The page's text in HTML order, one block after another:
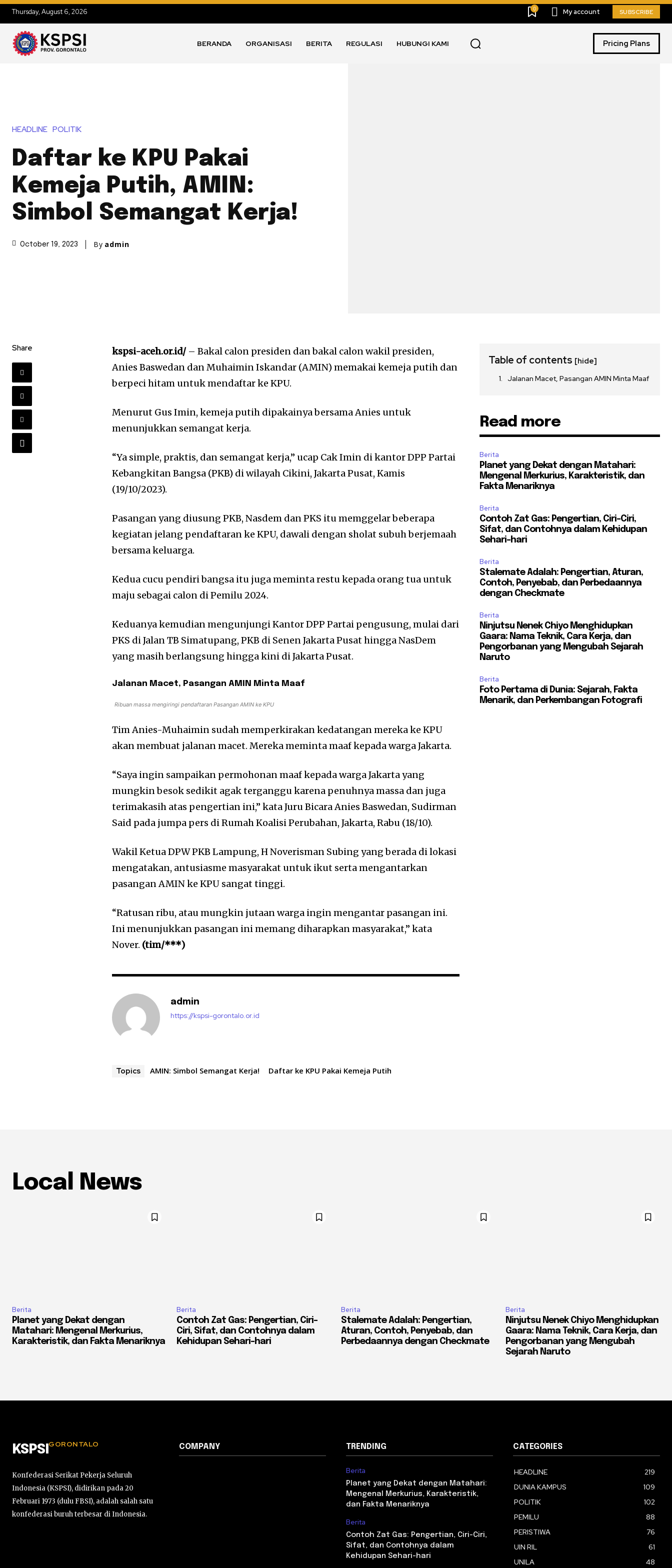
Thursday, August 6, 2026 0 My account SUBSCRIBE
BERANDA ORGANISASI BERITA REGULASI HUBUNGI KAMI Pricing Plans
HEADLINE POLITIK
Daftar ke KPU Pakai
Kemeja Putih, AMIN:
Simbol Semangat Kerja!
October 19, 2023 By admin
Share kspsi-aceh.or.id/– Bakal calon presiden dan bakal calon wakil presiden,
Anies Baswedan dan Muhaimin Iskandar (AMIN) memakai kemeja putih dan
berpeci hitam untuk mendaftar ke KPU.
Menurut Gus Imin, kemeja putih dipakainya bersama Anies untuk
menunjukkan semangat kerja.
“Ya simple, praktis, dan semangat kerja,” ucap Cak Imin di kantor DPP Partai
Kebangkitan Bangsa (PKB) di wilayah Cikini, Jakarta Pusat, Kamis
(19/10/2023).
Pasangan yang diusung PKB, Nasdem dan PKS itu memggelar beberapa
kegiatan jelang pendaftaran ke KPU, dawali dengan sholat subuh berjemaah
bersama keluarga.
Kedua cucu pendiri bangsa itu juga meminta restu kepada orang tua untuk
maju sebagai calon di Pemilu 2024.
Keduanya kemudian mengunjungi Kantor DPP Partai pengusung, mulai dari
PKS di Jalan TB Simatupang, PKB di Senen Jakarta Pusat hingga NasDem
yang masih berlangsung hingga kini di Jakarta Pusat.
Jalanan Macet, Pasangan AMIN Minta Maaf
Ribuan massa mengiringi pendaftaran Pasangan AMIN ke KPU
Tim Anies-Muhaimin sudah memperkirakan kedatangan mereka ke KPU
akan membuat jalanan macet. Mereka meminta maaf kepada warga Jakarta.
“Saya ingin sampaikan permohonan maaf kepada warga Jakarta yang
mungkin besok sedikit agak terganggu karena penuhnya massa dan juga
terimakasih atas pengertian ini,” kata Juru Bicara Anies Baswedan, Sudirman
Said pada jumpa pers di Rumah Koalisi Perubahan, Jakarta, Rabu (18/10).
Wakil Ketua DPW PKB Lampung, H Noverisman Subing yang berada di lokasi
mengatakan, antusiasme masyarakat untuk ikut serta mengantarkan
pasangan AMIN ke KPU sangat tinggi.
“Ratusan ribu, atau mungkin jutaan warga ingin mengantar pasangan ini.
Ini menunjukkan pasangan ini memang diharapkan masyarakat,” kata
Nover. (tim/***)
admin
https://kspsi-gorontalo.or.id
Topics AMIN: Simbol Semangat Kerja! Daftar ke KPU Pakai Kemeja Putih
Table of contents [hide]
Jalanan Macet, Pasangan AMIN Minta Maaf
Read more
Berita
Planet yang Dekat dengan Matahari:
Mengenal Merkurius, Karakteristik, dan
Fakta Menariknya
Berita
Contoh Zat Gas: Pengertian, Ciri-Ciri,
Sifat, dan Contohnya dalam Kehidupan
Sehari-hari
Berita
Stalemate Adalah: Pengertian, Aturan,
Contoh, Penyebab, dan Perbedaannya
dengan Checkmate
Berita
Ninjutsu Nenek Chiyo Menghidupkan
Gaara: Nama Teknik, Cara Kerja, dan
Pengorbanan yang Mengubah Sejarah
Naruto
Berita
Foto Pertama di Dunia: Sejarah, Fakta
Menarik, dan Perkembangan Fotografi
Local News
Berita
Planet yang Dekat dengan
Matahari: Mengenal Merkurius,
Karakteristik, dan Fakta Menariknya
Berita
Contoh Zat Gas: Pengertian, Ciri-
Ciri, Sifat, dan Contohnya dalam
Kehidupan Sehari-hari
Berita
Stalemate Adalah: Pengertian,
Aturan, Contoh, Penyebab, dan
Perbedaannya dengan Checkmate
Berita
Ninjutsu Nenek Chiyo Menghidupkan
Gaara: Nama Teknik, Cara Kerja, dan
Pengorbanan yang Mengubah
Sejarah Naruto
KSPSI GORONTALO
Konfederasi Serikat Pekerja Seluruh
Indonesia (KSPSI), didirikan pada 20
Februari 1973 (dulu FBSI), adalah salah satu
konfederasi buruh terbesar di Indonesia.
COMPANY TRENDING
Berita
Planet yang Dekat dengan Matahari:
Mengenal Merkurius, Karakteristik,
dan Fakta Menariknya
Berita
Contoh Zat Gas: Pengertian, Ciri-Ciri,
Sifat, dan Contohnya dalam
Kehidupan Sehari-hari
CATEGORIES
HEADLINE
219
DUNIA KAMPUS
109
POLITIK
102
PEMILU
88
PERISTIWA
76
UIN RIL
61
UNILA
48